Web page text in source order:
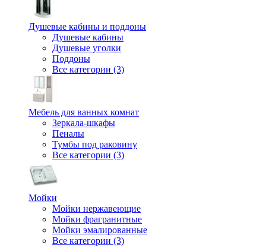
Душевые кабины и поддоны
Душевые кабины
Душевые уголки
Поддоны
Все категории (3)
Мебель для ванных комнат
Зеркала-шкафы
Пеналы
Тумбы под раковину
Все категории (3)
Мойки
Мойки нержавеющие
Мойки фрагранитные
Мойки эмалированные
Все категории (3)